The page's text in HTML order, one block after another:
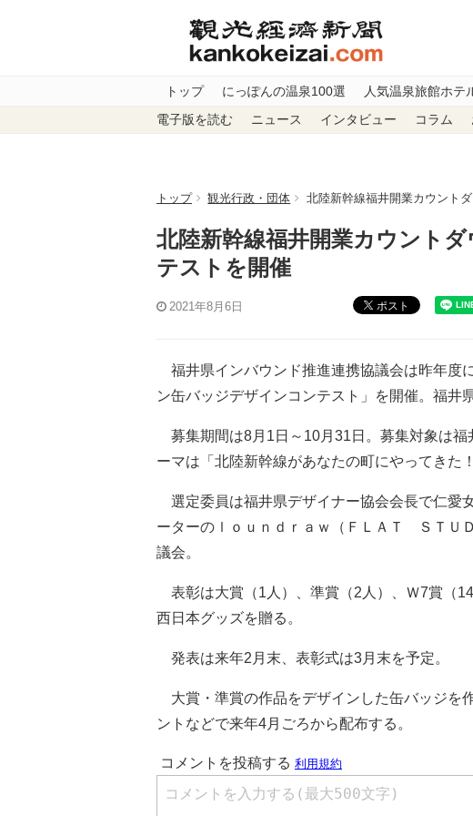
トップ にっぽんの温泉100選 人気温泉旅館ホテ
電子版を読む ニュース インタビュー コラム
トップ 観光行政・団体 北陸新幹線福井開業カウント
北陸新幹線福井開業カウント
テストを開催
2021年8月6日 ポスト
福井県インバウンド推進連携協議会は昨年度
ン缶バッジデザインコンテスト」を開催。福井
募集期間は8月1日～10月31日。募集対象は福
ーマは「北陸新幹線があなたの町にやってきた
選定委員は福井県デザイナー協会会長で仁愛
ーターのｌｏｕｎｄｒａｗ（ＦＬＡＴ ＳＴＵ
議会。
表彰は大賞（1人）、準賞（2人）、Ｗ7賞（
西日本グッズを贈る。
発表は来年2月末、表彰式は3月末を予定。
大賞・準賞の作品をデザインした缶バッジを
ントなどで来年4月ごろから配布する。